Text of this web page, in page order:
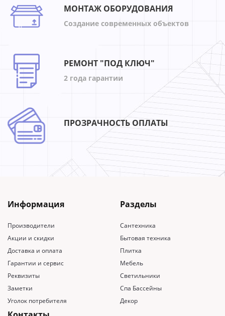
МОНТАЖ ОБОРУДОВАНИЯ
Создание современных объектов
РЕМОНТ "ПОД КЛЮЧ"
2 года гарантии
ПРОЗРАЧНОСТЬ ОПЛАТЫ
Информация
Производители
Акции и скидки
Доставка и оплата
Гарантии и сервис
Реквизиты
Заметки
Уголок потребителя
Разделы
Сантехника
Бытовая техника
Плитка
Мебель
Светильники
Спа Бассейны
Декор